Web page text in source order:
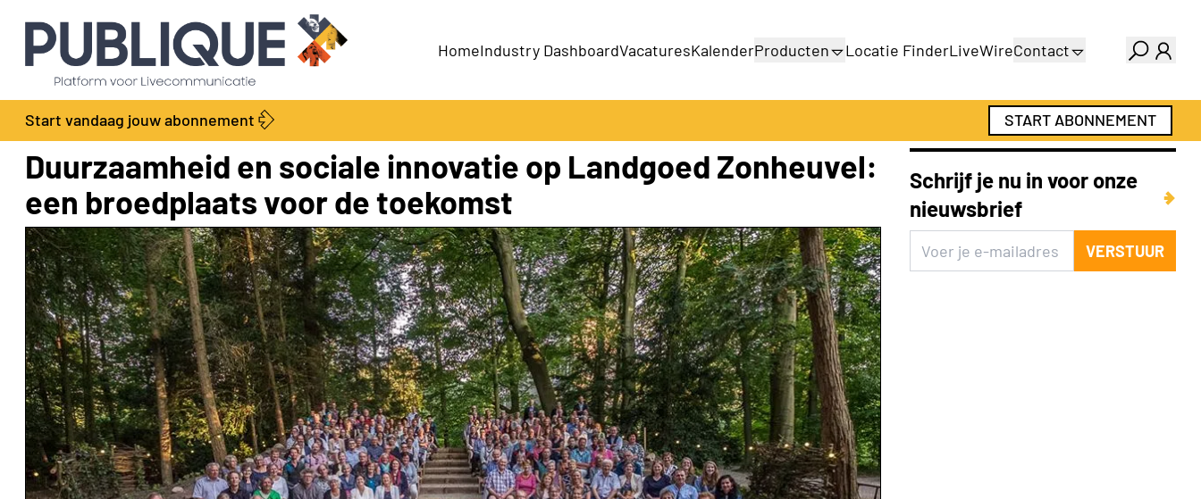
HomeIndustry DashboardVacaturesKalenderProducten
Productengids
Locatie FinderLiveWireContact
Adverteren
Abonnementen
Start vandaag jouw abonnement START ABONNEMENT
Duurzaamheid en sociale innovatie op Landgoed Zonheuvel:
een broedplaats voor de toekomst
Schrijf je nu in voor onze
nieuwsbrief
VERSTUUR